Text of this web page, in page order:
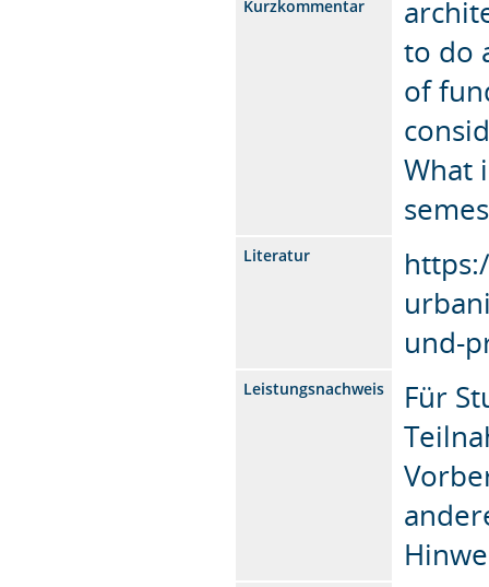
Kurzkommentar
to do
of
What
Literatur
und-
Leistungsnachweis
Für